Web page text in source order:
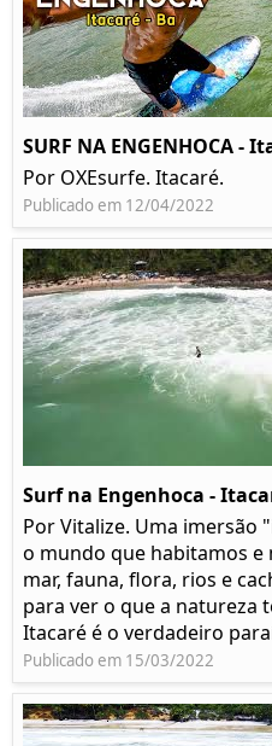
SURF NA ENGENHOCA -
Por OXEsurfe. Itacaré.
Publicado em 12/04/2022
Surf na Engenhoca -
Por Vitalize. Uma
o mundo que habitamos e
mar, fauna, flora, rios e
para ver o que a natureza
Itacaré é o verdadeiro
Publicado em 15/03/2022